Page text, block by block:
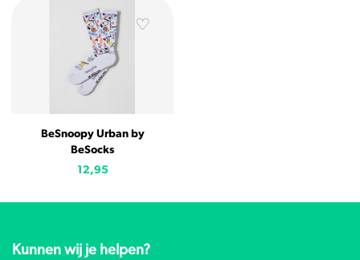
BeSnoopy Urban by
BeSocks
12,95
Kunnen wij je helpen?